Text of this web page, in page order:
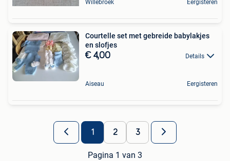
Willebroek Eergisteren
Courtelle set met gebreide babylakjes
en slofjes
€ 4,00 Details
Aiseau Eergisteren
1 2 3
Pagina 1 van 3